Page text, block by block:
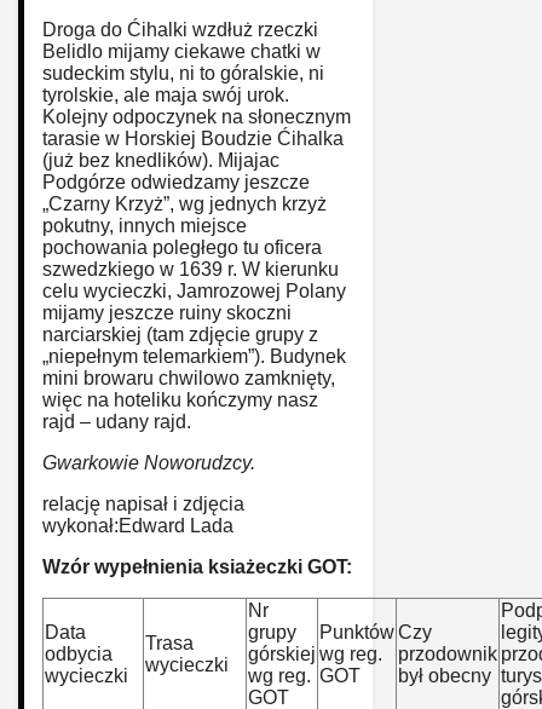
Droga do Ćihalki wzdłuż rzeczki
Belidlo mijamy ciekawe chatki w
sudeckim stylu, ni to góralskie, ni
tyrolskie, ale maja swój urok.
Kolejny odpoczynek na słonecznym
tarasie w Horskiej Boudzie Ćihalka
(już bez knedlików). Mijajac
Podgórze odwiedzamy jeszcze
„Czarny Krzyż”, wg jednych krzyż
pokutny, innych miejsce
pochowania poległego tu oficera
szwedzkiego w 1639 r. W kierunku
celu wycieczki, Jamrozowej Polany
mijamy jeszcze ruiny skoczni
narciarskiej (tam zdjęcie grupy z
„niepełnym telemarkiem”). Budynek
mini browaru chwilowo zamknięty,
więc na hoteliku kończymy nasz
rajd – udany rajd.
Gwarkowie Noworudzcy.
relację napisał i zdjęcia
wykonał:Edward Lada
Wzór wypełnienia ksiażeczki GOT:
Data
odbycia
wycieczki
Trasa
wycieczki
Nr
grupy
górskiej
wg reg.
GOT
Punktów
wg reg.
GOT
Czy
przodownik
był obecny